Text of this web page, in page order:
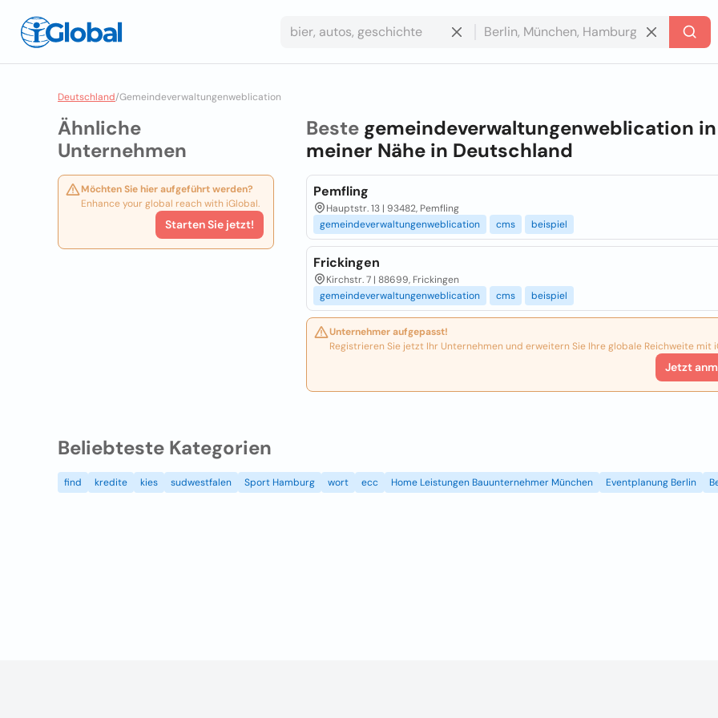
Deutschland/Gemeindeverwaltungenweblication
Ähnliche
Unternehmen
Möchten Sie hier aufgeführt werden?
Enhance your global reach with iGlobal.
Starten Sie jetzt!
Beste gemeindeverwaltungenweblication in
meiner Nähe in Deutschland
Pemfling
Hauptstr. 13 | 93482, Pemfling
gemeindeverwaltungenweblication
cms beispiel
Frickingen
Kirchstr. 7 | 88699, Frickingen
gemeindeverwaltungenweblication
cms beispiel
Unternehmer aufgepasst!
Registrieren Sie jetzt Ihr Unternehmen und erweitern Sie Ihre globale Reichweite mit
Jetzt
Beliebteste Kategorien
find kredite kies sudwestfalen Sport Hamburg wort ecc Home Leistungen Bauunternehmer München Eventplanung Berlin